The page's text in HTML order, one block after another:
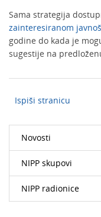
Sama strategija
zainteresiranom
godine do kada je
sugestije na
Ispiši stranicu
Novosti
NIPP skupovi
NIPP radionice